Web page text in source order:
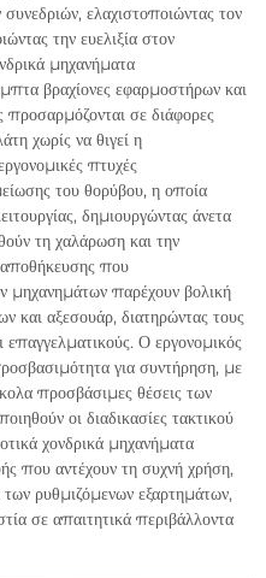
ελαχιστοποιώντας τον
την ευελιξία στον
μηχανήματα
βραχίονες εφαρμοστήρων και
προσαρμόζονται σε διάφορες
χωρίς να θιγεί η
πτυχές
του θορύβου, η οποία
δημιουργώντας άνετα
τη χαλάρωση και την
αποθήκευσης που
μηχανημάτων παρέχουν βολική
και αξεσουάρ, διατηρώντας τους
Ο εργονομικός
για συντήρηση, με
προσβάσιμες θέσεις των
οι διαδικασίες τακτικού
χονδρικά μηχανήματα
που αντέχουν τη συχνή χρήση,
των ρυθμιζόμενων εξαρτημάτων,
σε απαιτητικά περιβάλλοντα